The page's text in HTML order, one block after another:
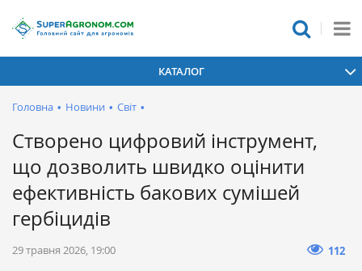
КАТАЛОГ
Головна • Новини • Світ •
Створено цифровий інструмент,
що дозволить швидко оцінити
ефективність бакових сумішей
гербіцидів
29 травня 2026, 19:00 112